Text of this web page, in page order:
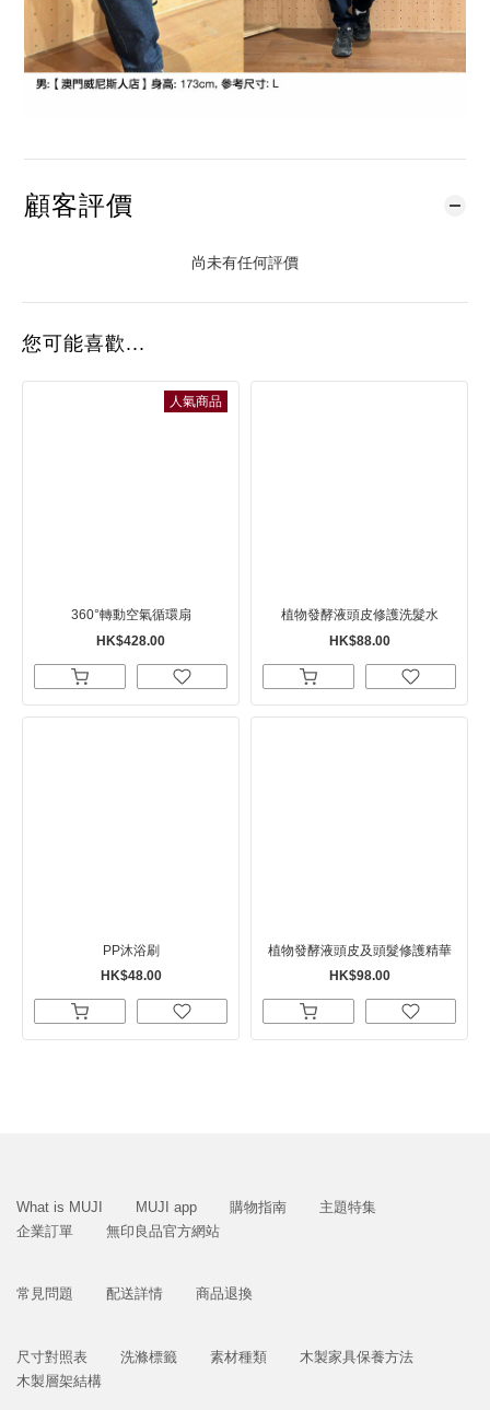
顧客評價
尚未有任何評價
您可能喜歡...
人氣商品
360°轉動空氣循環扇
HK$428.00
植物發酵液頭皮修護洗髮水
HK$88.00
PP沐浴刷
HK$48.00
植物發酵液頭皮及頭髮修護精華
HK$98.00
What is MUJI MUJI app 購物指南
主題特集
企業訂單
無印良品官方網站
常見問題 配送詳情 商品退換
尺寸對照表 洗滌標籤 素材種類
木製家具保養方法
木製層架結構